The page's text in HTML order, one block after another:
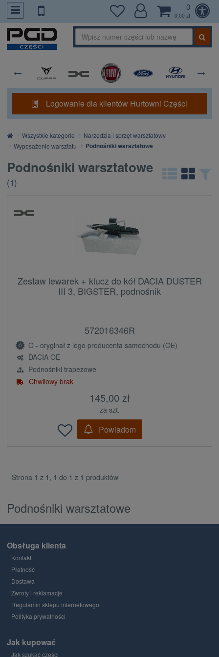
PrzejdzDoTresci
0
0,00 zł
Logowanie dla klientów Hurtowni Części
Strona
główna
Wszystkie kategorie
Narzędzia i sprzęt warsztatowy
Wyposażenie warsztatu
Podnośniki warsztatowe
Podnośniki warsztatowe
(1)
Zestaw lewarek + klucz do kół DACIA DUSTER
III 3, BIGSTER, podnośnik
572016346R
O - oryginał z logo producenta samochodu (OE)
DACIA OE
Podnośniki trapezowe
Chwilowy brak
145,00 zł
za szt.
Powiadom
Strona 1 z 1, 1 do 1 z 1 produktów
Podnośniki warsztatowe
Obsługa klienta
Kontakt
Płatność
Dostawa
Zwroty i reklamacje
Regulamin sklepu internetowego
Polityka prywatności
Jak kupować
Jak szukać części